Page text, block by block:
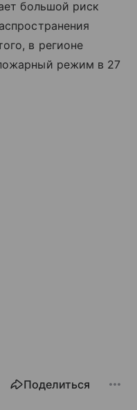
большой риск
в регионе
режим в 27
Поделиться